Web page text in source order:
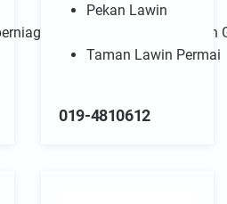
dan pasar dalam Pekan
Pekan Lawin
Taman Lawin Permai
019-4810612